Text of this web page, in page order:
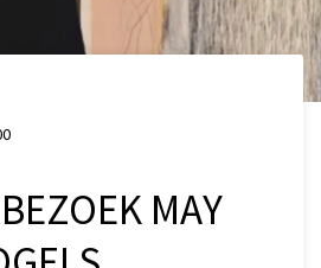
MAY